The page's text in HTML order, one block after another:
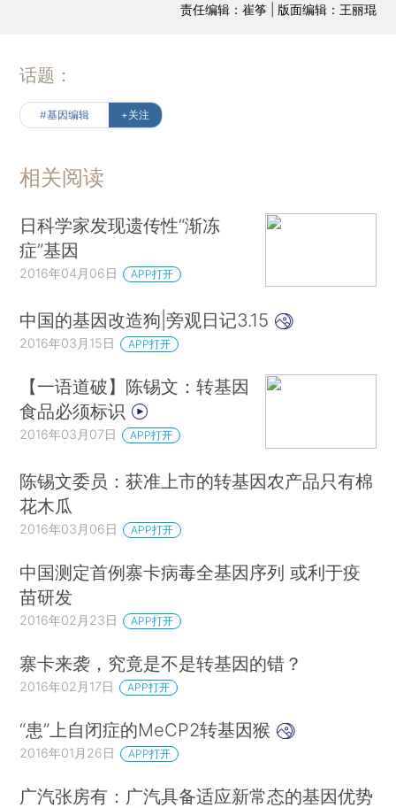
责任编辑：崔筝 | 版面编辑：王丽琨
话题：
#基因编辑 +关注
相关阅读
日科学家发现遗传性“渐冻
症”基因
2016年04月06日 APP打开
中国的基因改造狗|旁观日记3.15
2016年03月15日 APP打开
【一语道破】陈锡文：转基因
食品必须标识
2016年03月07日 APP打开
陈锡文委员：获准上市的转基因农产品只有棉
花木瓜
2016年03月06日 APP打开
中国测定首例寨卡病毒全基因序列 或利于疫
苗研发
2016年02月23日 APP打开
寨卡来袭，究竟是不是转基因的错？
2016年02月17日 APP打开
“患”上自闭症的MeCP2转基因猴
2016年01月26日 APP打开
广汽张房有：广汽具备适应新常态的基因优势